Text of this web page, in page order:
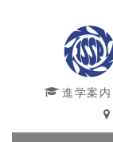
進学案内